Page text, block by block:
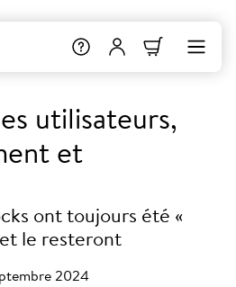
utilisateurs,
et
ont toujours été «
le resteront
2024